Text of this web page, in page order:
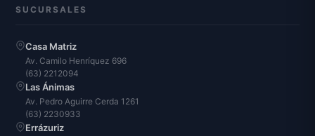
SUCURSALES
Casa Matriz
Av. Camilo Henríquez 696
(63) 2212094
Las Ánimas
Av. Pedro Aguirre Cerda 1261
(63) 2230933
Errázuriz